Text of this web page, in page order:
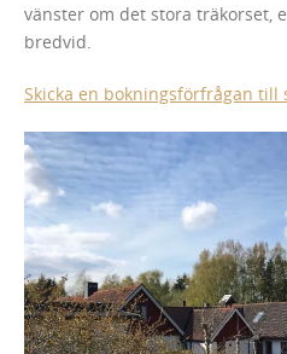
vänster om det stora träkorset,
bredvid.
Skicka en bokningsförfrågan till